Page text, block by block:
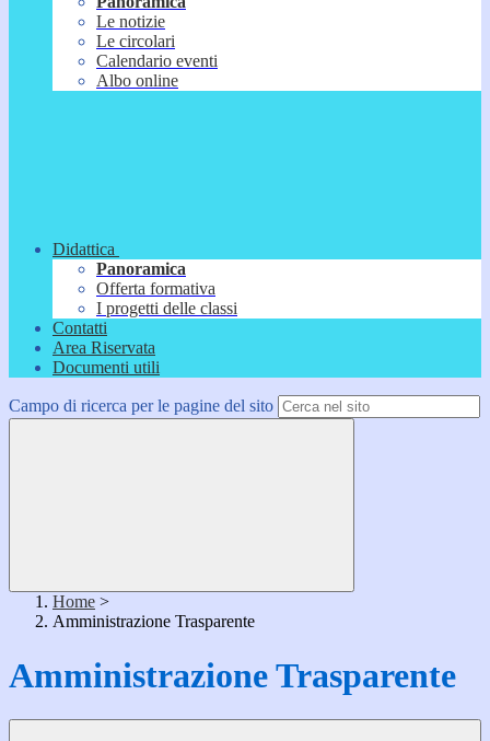
Le notizie
Le circolari
Calendario eventi
Albo online
Didattica
Panoramica
Offerta formativa
I progetti delle classi
Contatti
Area Riservata
Documenti utili
Campo di ricerca per le pagine del sito
Home >
Amministrazione Trasparente
Amministrazione Trasparente